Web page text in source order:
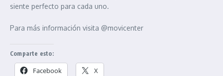
siente perfecto para cada uno.
Para más información visita @movicenter
Comparte esto:
Facebook X